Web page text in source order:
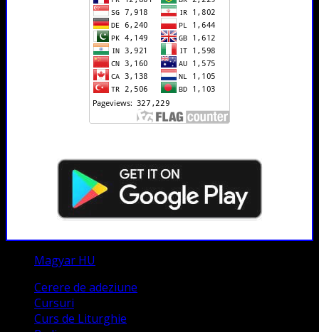
Magyar HU
Cerere de adeziune
Cursuri
Curs de Liturghie